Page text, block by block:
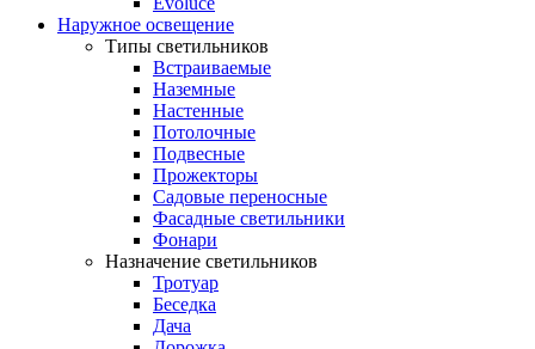
Наружное освещение
Типы светильников
Встраиваемые
Наземные
Настенные
Потолочные
Подвесные
Прожекторы
Садовые переносные
Фасадные светильники
Фонари
Назначение светильников
Тротуар
Беседка
Дача